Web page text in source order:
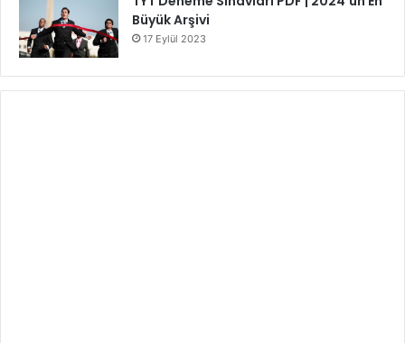
Büyük Arşivi
17 Eylül 2023